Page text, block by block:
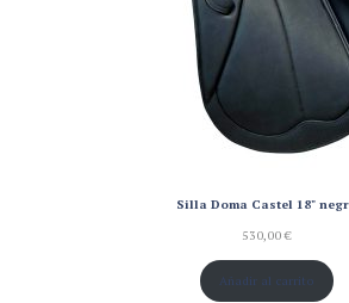
Silla Doma Castel 18"
530,00€
Añadir al carrito